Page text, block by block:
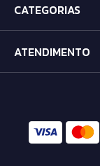
CATEGORIAS
ATENDIMENTO